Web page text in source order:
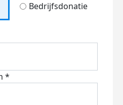
Bedrijfsdonatie
*